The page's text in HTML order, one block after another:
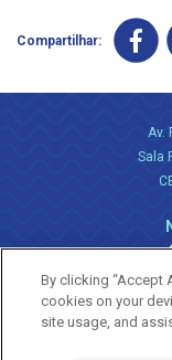
Compartilhar:
Av.
Sala
By clicking “Accept
cookies on your
site usage, and